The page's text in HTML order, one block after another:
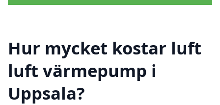
Hur mycket kostar luft
luft värmepump i
Uppsala?